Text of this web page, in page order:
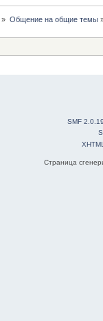
» Общение на общие темы
SMF
Страница